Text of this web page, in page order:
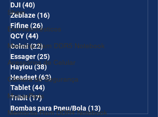
Shein
Eletrodomésticos
Memória Ram DDR5 Notebook
Acessórios de Celular
Câmera de Segurança
MousePads
Memórtia Ram DDR4 Notebook
DJI (40)
Zeblaze(16)
Fifine(26) 26 posts
QCY(44)
Colmi(22)22 posts
Essager(25)
Haylou(38)38 posts
Headset(63)63 posts
Tablet(44)
Tribit(17)17 posts
Bombas para Pneu/Bola (13) 13 posts